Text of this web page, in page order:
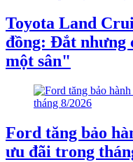
Toyota Land
đồng: Đắt
một sân"
Ford tăng bảo
ưu đãi trong